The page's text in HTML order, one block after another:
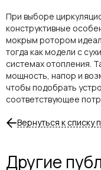
При выборе
конструктивные
мокрым ротором
тогда как модели с
системах отопления.
мощность, напор и
чтобы подобрать
соответствующее
Вернуться к списку
Другие